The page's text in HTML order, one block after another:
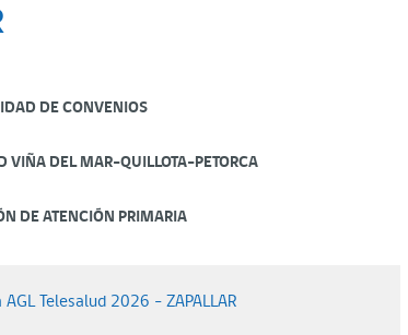
DE CONVENIOS
VIÑA DEL MAR-QUILLOTA-PETORCA
DE ATENCIÓN PRIMARIA
Telesalud 2026 - ZAPALLAR